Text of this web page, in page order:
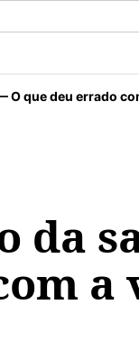
O que deu errado
da
a